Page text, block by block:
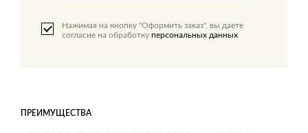
Нажимая на кнопку "Оформить заказ", вы даете
согласие на обработку персональных данных
ПРЕИМУЩЕСТВА